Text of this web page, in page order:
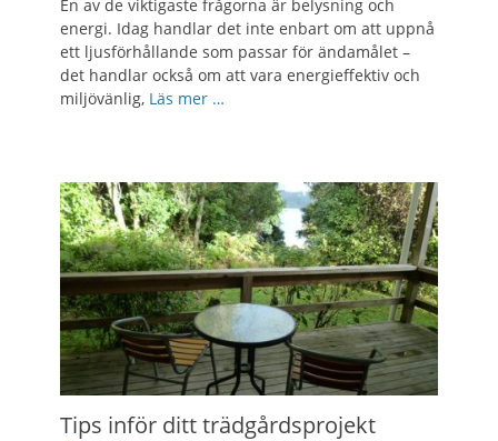
En av de viktigaste frågorna är belysning och
energi. Idag handlar det inte enbart om att uppnå
ett ljusförhållande som passar för ändamålet –
det handlar också om att vara energieffektiv och
miljövänlig, Läs mer …
Tips inför ditt trädgårdsprojekt